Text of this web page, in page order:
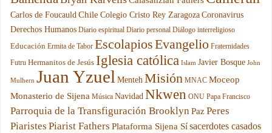
Carlos de Foucauld Chile Colegio Cristo Rey Zaragoza Coronavirus
Derechos Humanos Diario espiritual Diario personal Diálogo interreligioso
Educación Ermita de Tabor EscolapiosEvangelio Fraternidades
Futru Hermanitos de Jesús Iglesia católica Islam Javier Bosque John
Mulhern Juan Yzuel Menteh Misión MNAC Moceop
Monasterio de Sijena Música Navidad Nkwen ONU Papa Francisco
Parroquia de la Transfiguración Brooklyn Paz Peres
Piaristes Piarist Fathers Plataforma Sijena Sí sacerdotes casados